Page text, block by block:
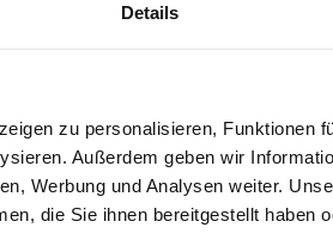
Details
zu personalisieren, Funktionen
Außerdem geben wir
Werbung und Analysen weiter.
die Sie ihnen bereitgestellt haben
flexibel dem Wachstum Ihres
groß. Die schnelle und effiziente
dem auch Sie einfach profitieren
Beraten lassen. Angebot erstellen.